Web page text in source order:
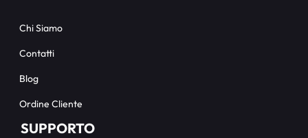
Chi Siamo
Contatti
Blog
Ordine Cliente
SUPPORTO